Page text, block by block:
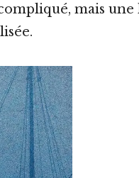
mais